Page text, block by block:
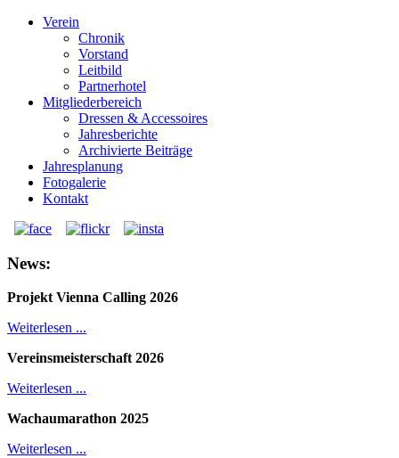
Verein
Chronik
Vorstand
Leitbild
Partnerhotel
Mitgliederbereich
Dressen & Accessoires
Jahresberichte
Archivierte Beiträge
Jahresplanung
Fotogalerie
Kontakt
News:
Projekt Vienna Calling 2026
Weiterlesen ...
Vereinsmeisterschaft 2026
Weiterlesen ...
Wachaumarathon 2025
Weiterlesen ...